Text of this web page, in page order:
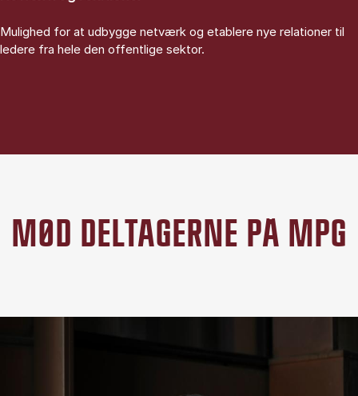
Mulighed for at udbygge netværk og etablere nye relationer til
ledere fra hele den offentlige sektor.
MØD DELTAGERNE PÅ MPG